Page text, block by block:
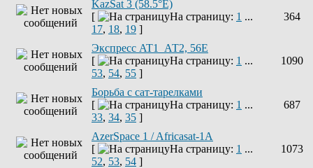
KazSat 3 (58.5°E)
[
На страницу: 1 ...
17, 18, 19 ]
364
Экспресс AT1_АТ2, 56E
[
На страницу: 1 ...
53, 54, 55 ]
1090
Борьба с сат-тарелками
[
На страницу: 1 ...
33, 34, 35 ]
687
AzerSpace 1 / Africasat-1A
[
На страницу: 1 ...
52, 53, 54 ]
1073